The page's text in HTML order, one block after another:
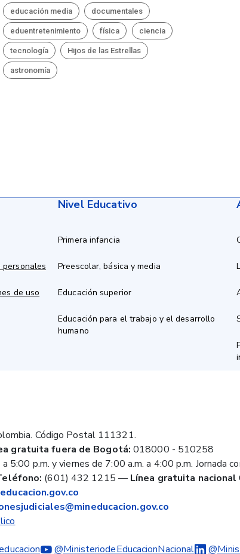
educación media documentales
eduentretenimiento física ciencia
tecnología Hijos de las Estrellas
astronomía
de uso
Nivel Educativo
Primera infancia
Preescolar, básica y media
Educación superior
Educación para el trabajo y el desarrollo
humano
Código Postal 111321.
gratuita fuera de Bogotá: 018000 - 510258
5:00 p.m. y viernes de 7:00 a.m. a 4:00 p.m. Jornada
(601) 432 1215 — Línea gratuita nacional
@MinisteriodeEducacionNacional